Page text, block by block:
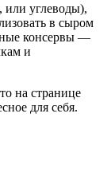
или углеводы),
в сыром
консервы —
и
на странице
для себя.